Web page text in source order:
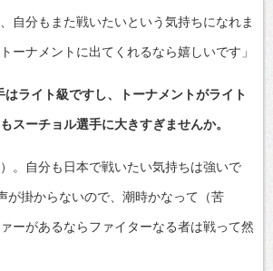
自分もまた戦いたいという気持ちになれま
ーナメントに出てくれるなら嬉しいです」
ライト級ですし、トーナメントがライト
スーチョル選手に大きすぎませんか。
）。自分も日本で戦いたい気持ちは強いで
が掛からないので、潮時かなって（苦
ーがあるならファイターなる者は戦って然